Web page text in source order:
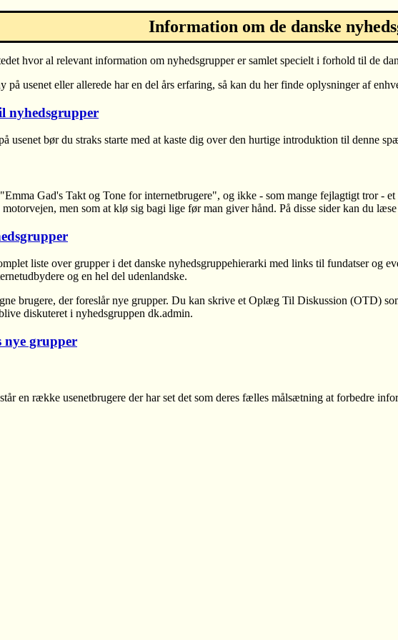
Information om de danske
hvor al relevant information om nyhedsgrupper er samlet specielt i forhold til de
på usenet eller allerede har en del års erfaring, så kan du her finde oplysninger af
nyhedsgrupper
usenet bør du straks starte med at kaste dig over den hurtige introduktion til denne
Gad's Takt og Tone for internetbrugere", og ikke - som mange fejlagtigt tror -
men som at klø sig bagi lige før man giver hånd. På disse sider kan du
liste over grupper i det danske nyhedsgruppehierarki med links til fundatser og
og en hel del udenlandske.
brugere, der foreslår nye grupper. Du kan skrive et Oplæg Til Diskussion (OTD)
diskuteret i nyhedsgruppen dk.admin.
nye grupper
en række usenetbrugere der har set det som deres fælles målsætning at forbedre